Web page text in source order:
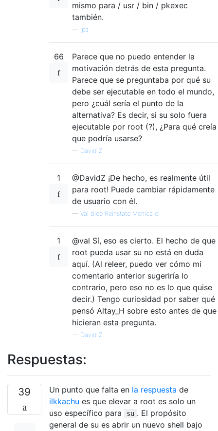
mismo para / usr / bin / pkexec
también.
jpa
66
Parece que no puedo entender la
motivación detrás de esta pregunta.
Parece que se preguntaba por qué su
debe ser ejecutable en todo el mundo,
pero ¿cuál sería el punto de la
alternativa? Es decir, si su solo fuera
ejecutable por root (?), ¿Para qué creía
que podría usarse?
— David Z
1
@DavidZ ¡De hecho, es realmente útil
para root! Puede cambiar rápidamente
de usuario con él.
— Val dice Reinstate Monica el
1
@val Sí, eso es cierto. El hecho de que
root pueda usar su no está en duda
aquí. (Al releer, puedo ver cómo mi
comentario anterior sugeriría lo
contrario, pero eso no es lo que quise
decir.) Tengo curiosidad por saber qué
pensó Altay_H sobre esto antes de que
hicieran esta pregunta.
— David Z
Respuestas:
39 Un punto que falta en la respuesta de
ilkkachu es que elevar a root es solo un
uso específico para
su . El propósito
general de su es abrir un nuevo shell bajo